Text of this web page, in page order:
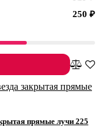
250 ₽
прямые лучи 225